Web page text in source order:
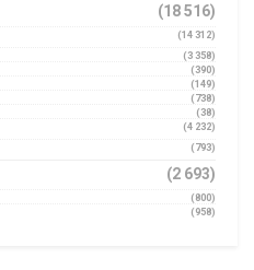
(18 516)
(14 312)
(3 358)
(390)
(149)
(738)
(38)
(4 232)
(793)
(2 693)
(800)
(958)